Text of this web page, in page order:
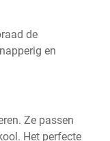
de
en
Ze passen
Het perfecte